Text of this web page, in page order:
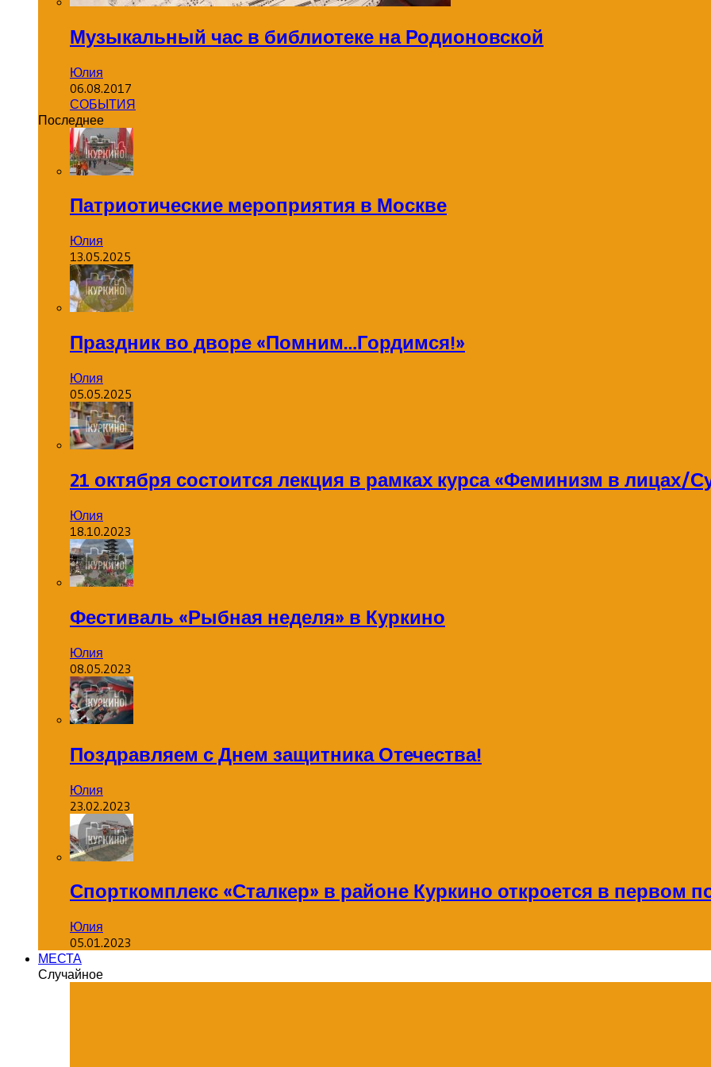
Музыкальный час в библиотеке на Родионовской
Юлия
06.08.2017
СОБЫТИЯ
Последнее
Патриотические мероприятия в Москве
Юлия
13.05.2025
Праздник во дворе «Помним…Гордимся!»
Юлия
05.05.2025
21 октября состоится лекция в рамках курса «Феминизм в лицах/
Юлия
18.10.2023
Фестиваль «Рыбная неделя» в Куркино
Юлия
08.05.2023
Поздравляем с Днем защитника Отечества!
Юлия
23.02.2023
Спорткомплекс «Сталкер» в районе Куркино откроется в первом
Юлия
05.01.2023
МЕСТА
Случайное